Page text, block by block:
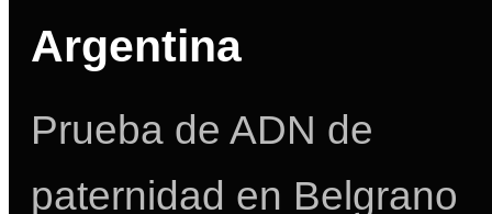
Argentina
Prueba de ADN de
paternidad en Belgrano